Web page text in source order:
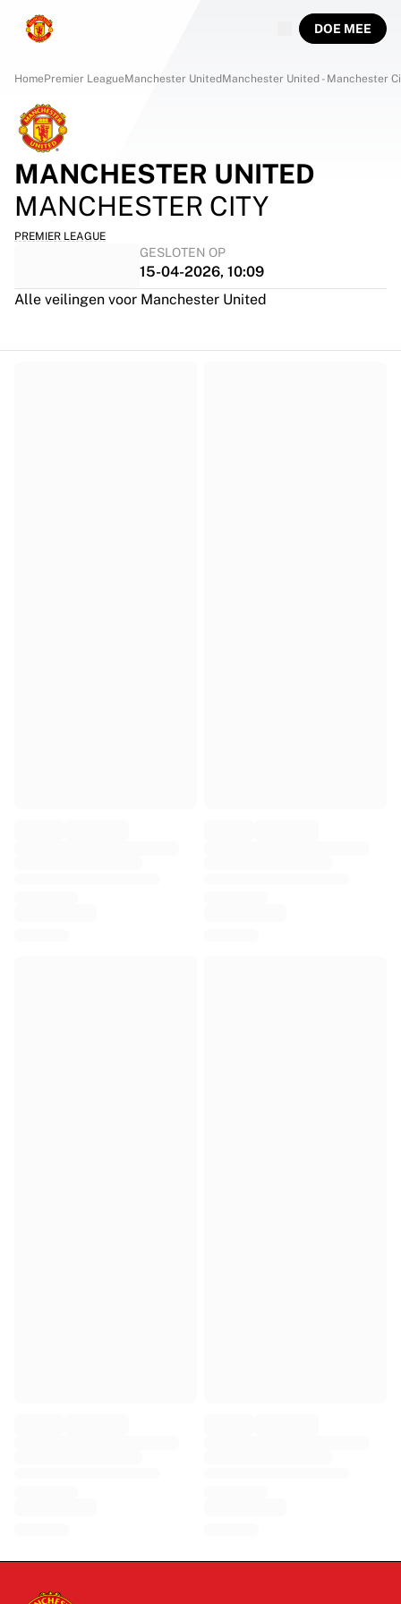
DOE MEE
HomePremier LeagueManchester UnitedManchester United - Manchester
MANCHESTER UNITED
MANCHESTER CITY
PREMIER LEAGUE
GESLOTEN OP
15-04-2026, 10:09
Alle veilingen voor Manchester United